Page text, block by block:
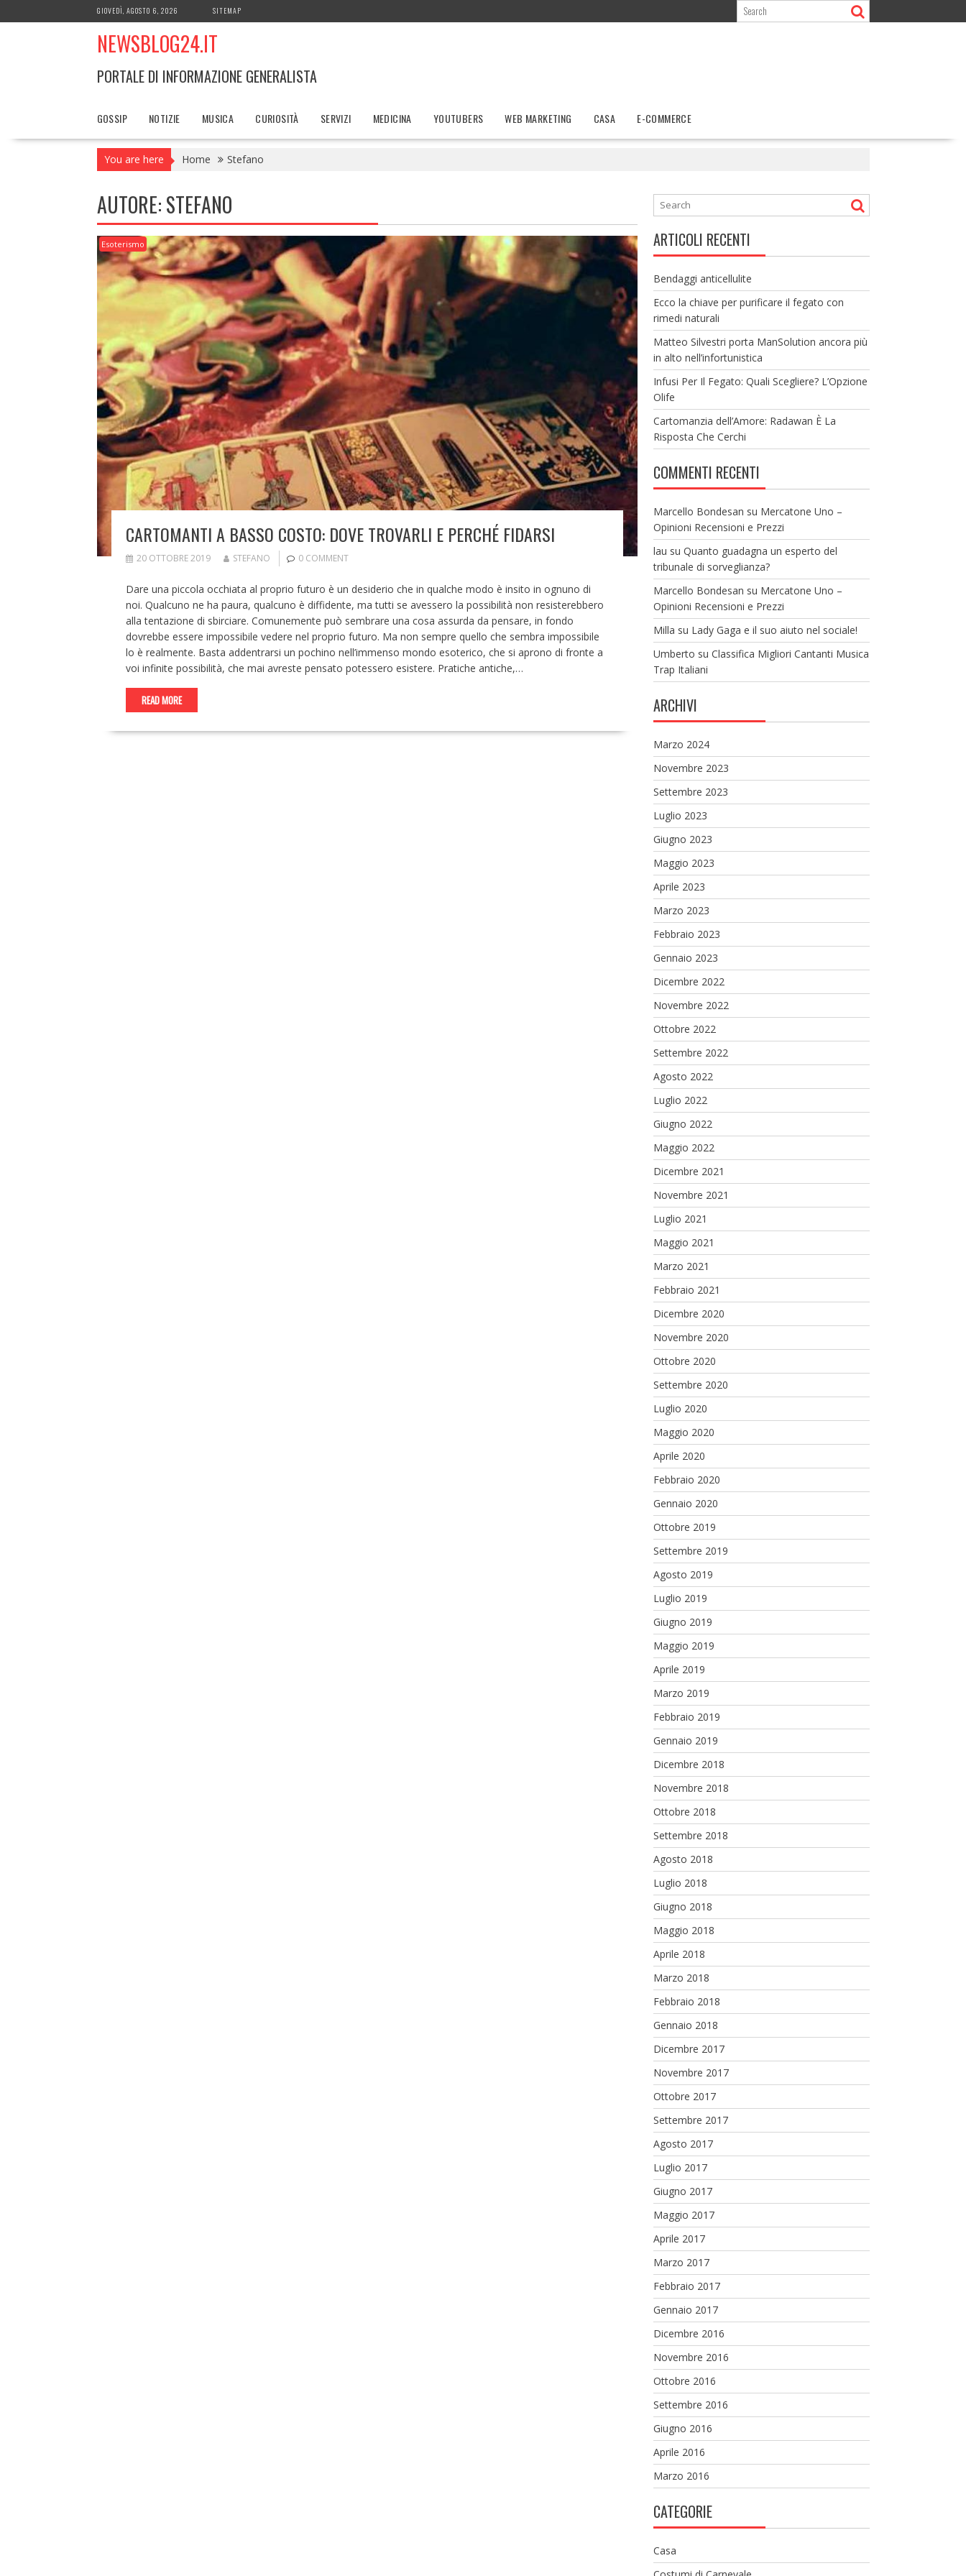
to
GIOVEDÌ, AGOSTO 6, 2026 SITEMAP
NEWSBLOG24.IT
PORTALE DI INFORMAZIONE GENERALISTA
GOSSIP NOTIZIE MUSICA CURIOSITÀ SERVIZI MEDICINA YOUTUBERS WEB MARKETING CASA E-COMMERCE
You are here Home Stefano
AUTORE:STEFANO
Esoterismo
CARTOMANTI A BASSO COSTO: DOVE TROVARLI E PERCHÉ FIDARSI
20 OTTOBRE 2019 STEFANO 0 COMMENT
Dare una piccola occhiata al proprio futuro è un desiderio che in qualche modo è insito in ognuno di
noi. Qualcuno ne ha paura, qualcuno è diffidente, ma tutti se avessero la possibilità non resisterebbero
alla tentazione di sbirciare. Comunemente può sembrare una cosa assurda da pensare, in fondo
dovrebbe essere impossibile vedere nel proprio futuro. Ma non sempre quello che sembra impossibile
lo è realmente. Basta addentrarsi un pochino nell’immenso mondo esoterico, che si aprono di fronte a
voi infinite possibilità, che mai avreste pensato potessero esistere. Pratiche antiche,…
READ MORE
ARTICOLI RECENTI
Bendaggi anticellulite
Ecco la chiave per purificare il fegato con
rimedi naturali
Matteo Silvestri porta ManSolution ancora più
in alto nell’infortunistica
Infusi Per Il Fegato: Quali Scegliere? L’Opzione
Olife
Cartomanzia dell’Amore: Radawan È La
Risposta Che Cerchi
COMMENTI RECENTI
Marcello Bondesan su Mercatone Uno –
Opinioni Recensioni e Prezzi
lau su Quanto guadagna un esperto del
tribunale di sorveglianza?
Marcello Bondesan su Mercatone Uno –
Opinioni Recensioni e Prezzi
Milla su Lady Gaga e il suo aiuto nel sociale!
Umberto su Classifica Migliori Cantanti Musica
Trap Italiani
ARCHIVI
Marzo 2024
Novembre 2023
Settembre 2023
Luglio 2023
Giugno 2023
Maggio 2023
Aprile 2023
Marzo 2023
Febbraio 2023
Gennaio 2023
Dicembre 2022
Novembre 2022
Ottobre 2022
Settembre 2022
Agosto 2022
Luglio 2022
Giugno 2022
Maggio 2022
Dicembre 2021
Novembre 2021
Luglio 2021
Maggio 2021
Marzo 2021
Febbraio 2021
Dicembre 2020
Novembre 2020
Ottobre 2020
Settembre 2020
Luglio 2020
Maggio 2020
Aprile 2020
Febbraio 2020
Gennaio 2020
Ottobre 2019
Settembre 2019
Agosto 2019
Luglio 2019
Giugno 2019
Maggio 2019
Aprile 2019
Marzo 2019
Febbraio 2019
Gennaio 2019
Dicembre 2018
Novembre 2018
Ottobre 2018
Settembre 2018
Agosto 2018
Luglio 2018
Giugno 2018
Maggio 2018
Aprile 2018
Marzo 2018
Febbraio 2018
Gennaio 2018
Dicembre 2017
Novembre 2017
Ottobre 2017
Settembre 2017
Agosto 2017
Luglio 2017
Giugno 2017
Maggio 2017
Aprile 2017
Marzo 2017
Febbraio 2017
Gennaio 2017
Dicembre 2016
Novembre 2016
Ottobre 2016
Settembre 2016
Giugno 2016
Aprile 2016
Marzo 2016
CATEGORIE
Casa